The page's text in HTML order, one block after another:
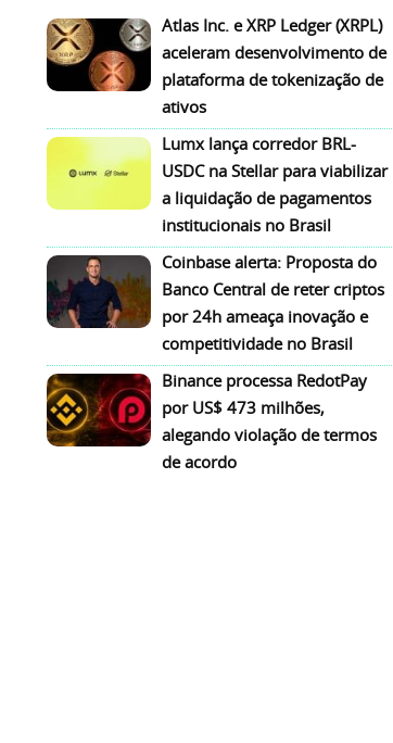
Atlas Inc. e XRP Ledger (XRPL)
aceleram desenvolvimento de
plataforma de tokenização de
ativos
Lumx lança corredor BRL-
USDC na Stellar para viabilizar
a liquidação de pagamentos
institucionais no Brasil
Coinbase alerta: Proposta do
Banco Central de reter criptos
por 24h ameaça inovação e
competitividade no Brasil
Binance processa RedotPay
por US$ 473 milhões,
alegando violação de termos
de acordo